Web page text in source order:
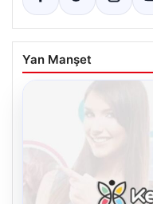
Yan Manşet